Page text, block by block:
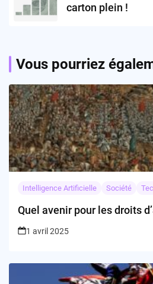
carton plein !
Vous pourriez
Intelligence Artificielle Société
Quel avenir pour les droits
1 avril 2025